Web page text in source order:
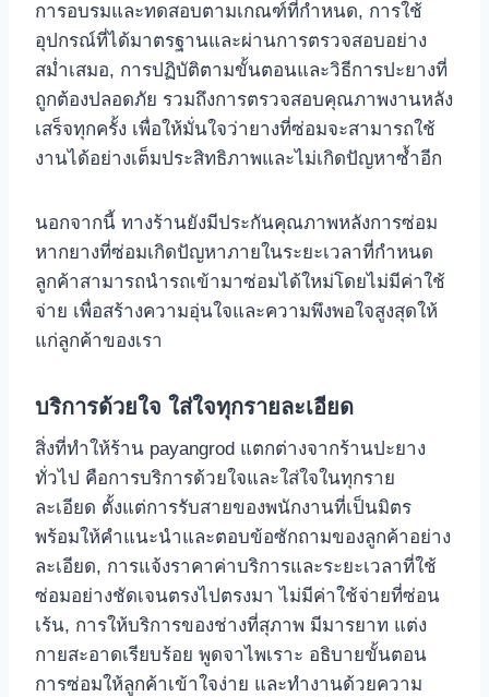
การอบรมและทดสอบตามเกณฑ์ที่กําหนด, การใช้
อุปกรณ์ที่ได้มาตรฐานและผ่านการตรวจสอบอย่าง
สม่ำเสมอ, การปฏิบัติตามขั้นตอนและวิธีการปะยางที่
ถูกต้องปลอดภัย รวมถึงการตรวจสอบคุณภาพงานหลัง
เสร็จทุกครั้ง เพื่อให้มั่นใจว่ายางที่ซ่อมจะสามารถใช้
งานได้อย่างเต็มประสิทธิภาพและไม่เกิดปัญหาซ้ำอีก
นอกจากนี้ ทางร้านยังมีประกันคุณภาพหลังการซ่อม
หากยางที่ซ่อมเกิดปัญหาภายในระยะเวลาที่กําหนด
ลูกค้าสามารถนํารถเข้ามาซ่อมได้ใหม่โดยไม่มีค่าใช้
จ่าย เพื่อสร้างความอุ่นใจและความพึงพอใจสูงสุดให้
แก่ลูกค้าของเรา
บริการด้วยใจ ใส่ใจทุกรายละเอียด
สิ่งที่ทําให้ร้าน payangrod แตกต่างจากร้านปะยาง
ทั่วไป คือการบริการด้วยใจและใส่ใจในทุกราย
ละเอียด ตั้งแต่การรับสายของพนักงานที่เป็นมิตร
พร้อมให้คําแนะนําและตอบข้อซักถามของลูกค้าอย่าง
ละเอียด, การแจ้งราคาค่าบริการและระยะเวลาที่ใช้
ซ่อมอย่างชัดเจนตรงไปตรงมา ไม่มีค่าใช้จ่ายที่ซ่อน
เร้น, การให้บริการของช่างที่สุภาพ มีมารยาท แต่ง
กายสะอาดเรียบร้อย พูดจาไพเราะ อธิบายขั้นตอน
การซ่อมให้ลูกค้าเข้าใจง่าย และทํางานด้วยความ